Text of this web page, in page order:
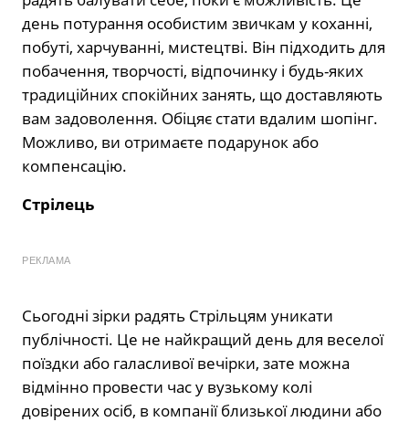
день потурання особистим звичкам у коханні,
побуті, харчуванні, мистецтві. Він підходить для
побачення, творчості, відпочинку і будь-яких
традиційних спокійних занять, що доставляють
вам задоволення. Обіцяє стати вдалим шопінг.
Можливо, ви отримаєте подарунок або
компенсацію.
Стрілець
РЕКЛАМА
Сьогодні зірки радять Стрільцям уникати
публічності. Це не найкращий день для веселої
поїздки або галасливої вечірки, зате можна
відмінно провести час у вузькому колі
довірених осіб, в компанії близької людини або